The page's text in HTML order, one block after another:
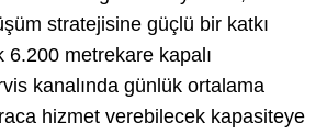
stratejisine güçlü bir katkı
6.200 metrekare kapalı
kanalında günlük ortalama
hizmet verebilecek kapasiteye